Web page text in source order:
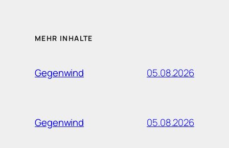
MEHR INHALTE
Gegenwind 05.08.2026
Gegenwind 05.08.2026